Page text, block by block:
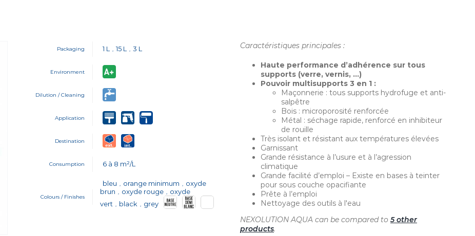
Packaging 1 L , 15 L , 3 L
Environment
Dilution / Cleaning
Application
Destination
Consumption 6 à 8 m²/L
Colours / Finishes
bleu , orange minimum , oxyde
brun , oxyde rouge , oxyde
vert , black , grey
Caractéristiques principales :
Haute performance d’adhérence sur tous
supports (verre, vernis, …)
Pouvoir multisupports 3 en 1 :
Maçonnerie : tous supports hydrofuge et anti-
salpêtre
Bois : microporosité renforcée
Métal : séchage rapide, renforcé en inhibiteur
de rouille
Très isolant et résistant aux températures élevées
Garnissant
Grande résistance à l’usure et à l’agression
climatique
Grande facilité d’emploi – Existe en bases à teinter
pour sous couche opacifiante
Prête à l’emploi
Nettoyage des outils à l'eau
NEXOLUTION AQUA can be compared to 5 other
products.